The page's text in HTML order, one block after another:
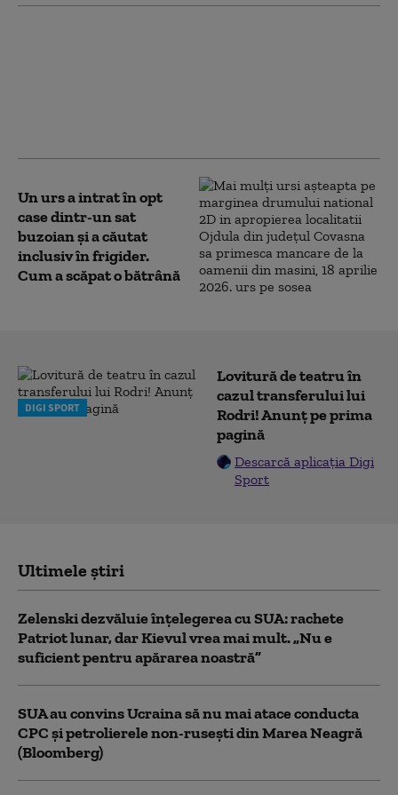
Un urs a intrat în opt
case dintr-un sat
buzoian și a căutat
inclusiv în frigider.
Cum a scăpat o bătrână
DIGI SPORT
Lovitură de teatru în
cazul transferului lui
Rodri! Anunț pe prima
pagină
Descarcă aplicația Digi
Sport
Ultimele știri
Zelenski dezvăluie înțelegerea cu SUA: rachete
Patriot lunar, dar Kievul vrea mai mult. „Nu e
suficient pentru apărarea noastră”
SUA au convins Ucraina să nu mai atace conducta
CPC şi petrolierele non-ruseşti din Marea Neagră
(Bloomberg)